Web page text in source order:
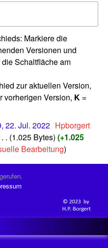
Markiere die
Versionen und
Schaltfläche am
zur aktuellen Version,
vorherigen Version, K =
22. Jul. 2022‎ Hpborgert
1.025 Bytes
+1.025
Bearbeitung